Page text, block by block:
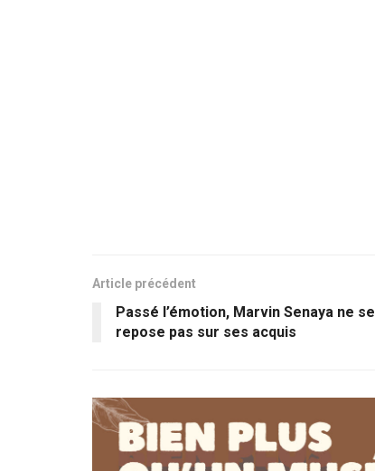
Article précédent
Passé l’émotion, Marvin Senaya ne se
repose pas sur ses acquis